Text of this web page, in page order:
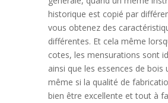
historique est copié par
vous obtenez des
différentes. Et cela même
cotes, les mensurations sont
ainsi que les essences de bois
même si la qualité de
bien être excellente et tout à